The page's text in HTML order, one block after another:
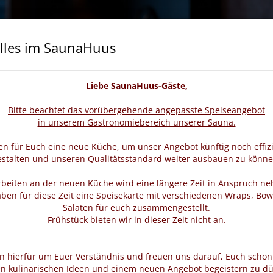
Wellness & Beauty
im SaunaHuus
Liebe SaunaHuus-Gäste,
Bitte beachtet das vorübergehende angepasste Speiseangebot
in unserem Gastronomiebereich unserer Sauna.
für Euch eine neue Küche, um unser Angebot künftig noch
und unseren Qualitätsstandard weiter ausbauen zu
an der neuen Küche wird eine längere Zeit in Anspruch
für diese Zeit eine Speisekarte mit verschiedenen Wraps,
Salaten für euch zusammengestellt.
Frühstück bieten wir in dieser Zeit nicht an.
hierfür um Euer Verständnis und freuen uns darauf, Euch
kulinarischen Ideen und einem neuen Angebot begeistern zu